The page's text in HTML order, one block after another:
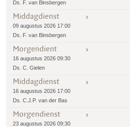
Ds. F. van Binsbergen
Middagdienst
09 augustus 2026 17:00
Ds. F. van Binsbergen
Morgendient
16 augustus 2026 09:30
Ds. C. Gielen
Middagdienst
16 augustus 2026 17:00
Ds. C.J.P. van der Bas
Morgendienst
23 augustus 2026 09:30